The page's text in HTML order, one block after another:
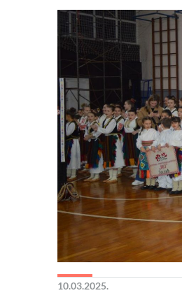
10.03.2025.